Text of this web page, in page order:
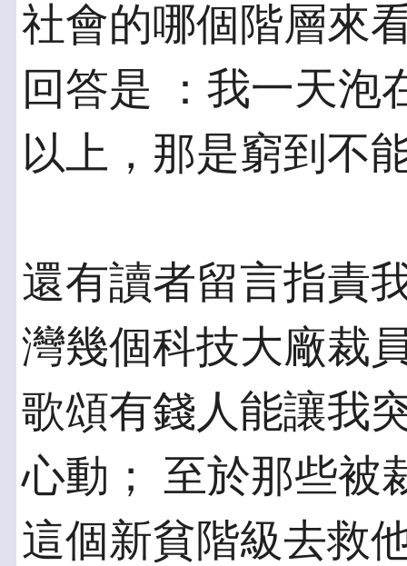
社會的哪個階層來
回答是 ：我一天泡
以上，那是窮到不
還有讀者留言指責
灣幾個科技大廠裁
歌頌有錢人能讓我
心動； 至於那些被
這個新貧階級去救